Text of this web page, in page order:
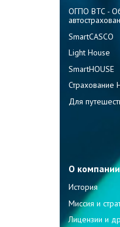
ОГПО ВТС -
SmartCASCO
Light House
SmartHOUSE
Страхование
Для
О компании
История
Миссия и
Лицензии и